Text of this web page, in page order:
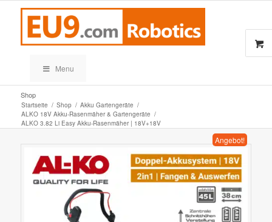
Menu
Shop
Startseite / Shop / Akku Gartengeräte /
ALKO 18V Akku-Rasenmäher & Gartengeräte /
ALKO 3.82 Li Easy Akku-Rasenmäher | 18V+18V
Angebot!